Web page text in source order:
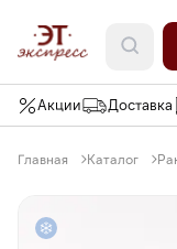
Акции Доставка
Главная Каталог